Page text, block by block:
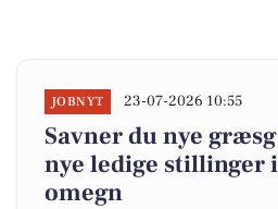
JOBNYT 23-07-2026 10:55
Savner du nye
nye ledige stillinger
omegn